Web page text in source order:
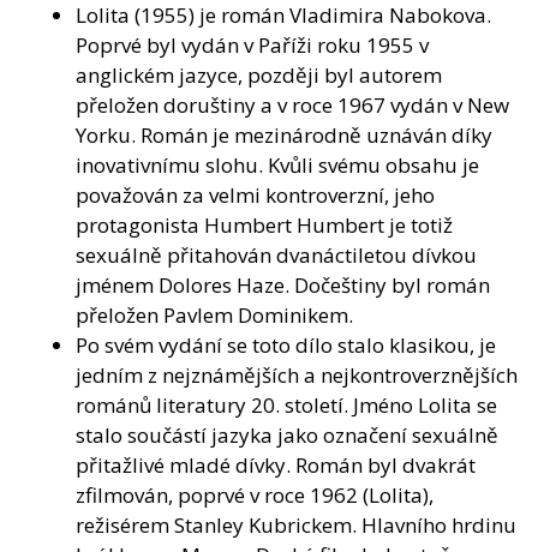
Lolita (1955) je román Vladimira Nabokova.
Poprvé byl vydán v Paříži roku 1955 v
anglickém jazyce, později byl autorem
přeložen doruštiny a v roce 1967 vydán v New
Yorku. Román je mezinárodně uznáván díky
inovativnímu slohu. Kvůli svému obsahu je
považován za velmi kontroverzní, jeho
protagonista Humbert Humbert je totiž
sexuálně přitahován dvanáctiletou dívkou
jménem Dolores Haze. Dočeštiny byl román
přeložen Pavlem Dominikem.
Po svém vydání se toto dílo stalo klasikou, je
jedním z nejznámějších a nejkontroverznějších
románů literatury 20. století. Jméno Lolita se
stalo součástí jazyka jako označení sexuálně
přitažlivé mladé dívky. Román byl dvakrát
zfilmován, poprvé v roce 1962 (Lolita),
režisérem Stanley Kubrickem. Hlavního hrdinu